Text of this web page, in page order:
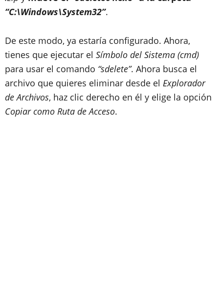
“C:\Windows\System32”.
De este modo, ya estaría configurado. Ahora,
tienes que ejecutar el Símbolo del Sistema (cmd)
para usar el comando “sdelete”. Ahora busca el
archivo que quieres eliminar desde el Explorador
de Archivos, haz clic derecho en él y elige la opción
Copiar como Ruta de Acceso.